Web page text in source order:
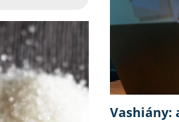
Vashiány: